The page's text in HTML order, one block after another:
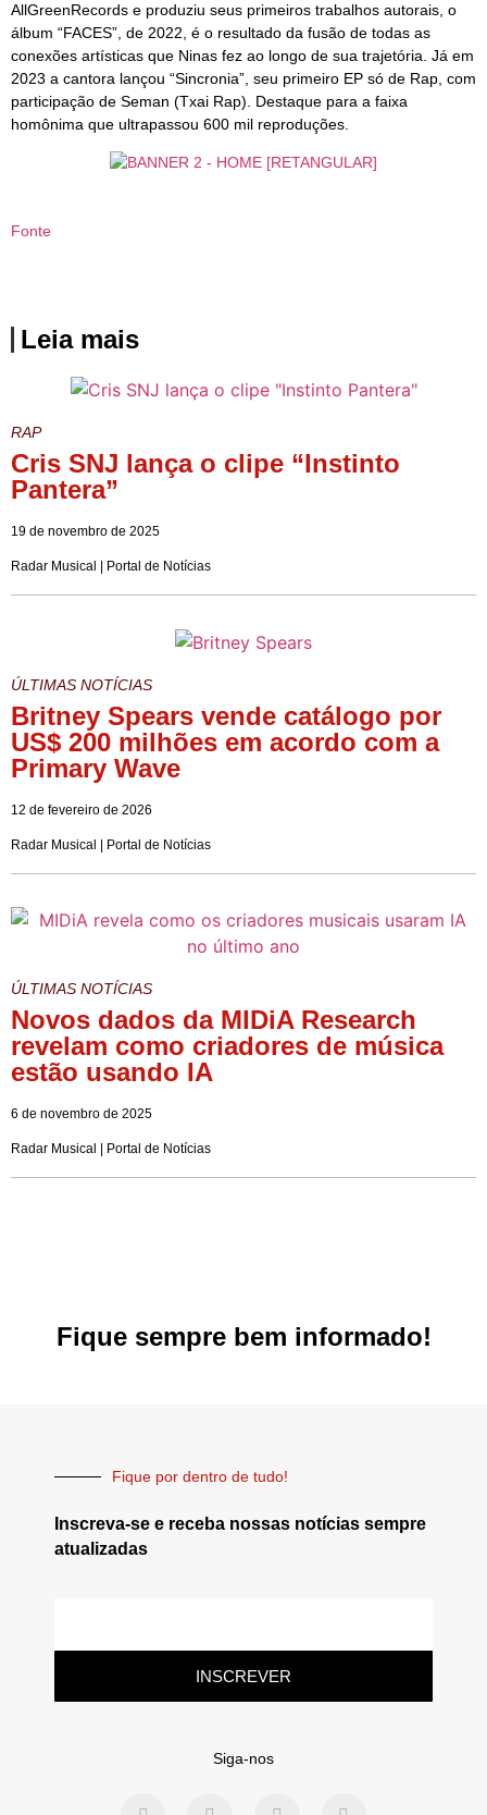
AllGreenRecords e produziu seus primeiros trabalhos autorais, o
álbum “FACES”, de 2022, é o resultado da fusão de todas as
conexões artísticas que Ninas fez ao longo de sua trajetória. Já em
2023 a cantora lançou “Sincronia”, seu primeiro EP só de Rap, com
participação de Seman (Txai Rap). Destaque para a faixa
homônima que ultrapassou 600 mil reproduções.
Fonte
Leia mais
RAP
Cris SNJ lança o clipe “Instinto
Pantera”
19 de novembro de 2025
Radar Musical | Portal de Notícias
ÚLTIMAS NOTÍCIAS
Britney Spears vende catálogo por
US$ 200 milhões em acordo com a
Primary Wave
12 de fevereiro de 2026
Radar Musical | Portal de Notícias
ÚLTIMAS NOTÍCIAS
Novos dados da MIDiA Research
revelam como criadores de música
estão usando IA
6 de novembro de 2025
Radar Musical | Portal de Notícias
Fique sempre bem informado!
Fique por dentro de tudo!
Inscreva-se e receba nossas notícias sempre
atualizadas
INSCREVER
Siga-nos